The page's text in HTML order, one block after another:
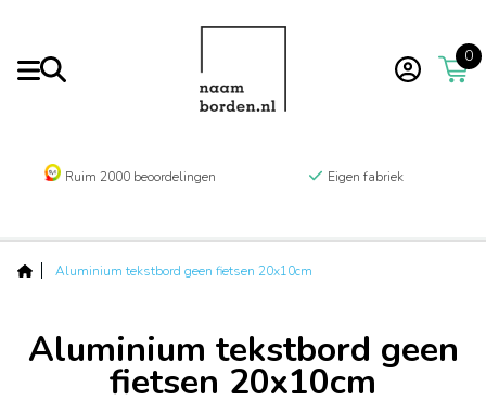
0
Ruim 2000 beoordelingen Eigen fabriek
Aluminium tekstbord geen fietsen 20x10cm
Aluminium tekstbord geen
fietsen 20x10cm